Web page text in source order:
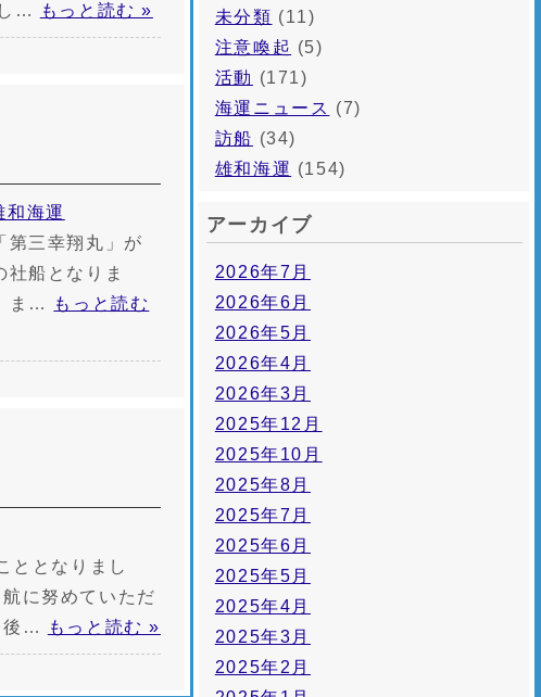
…
もっと読む »
和海運
三幸翔丸」が
船となりま
ま…
もっと読む
ととなりまし
に努めていただ
後…
もっと読む »
未分類 (11)
注意喚起 (5)
活動 (171)
海運ニュース (7)
訪船 (34)
雄和海運 (154)
アーカイブ
2026年7月
2026年6月
2026年5月
2026年4月
2026年3月
2025年12月
2025年10月
2025年8月
2025年7月
2025年6月
2025年5月
2025年4月
2025年3月
2025年2月